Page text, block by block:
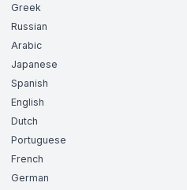
Greek
Russian
Arabic
Japanese
Spanish
English
Dutch
Portuguese
French
German